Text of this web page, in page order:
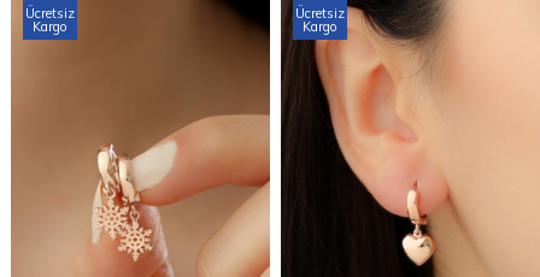
Ücretsiz
Kargo
Ücretsiz
Kargo